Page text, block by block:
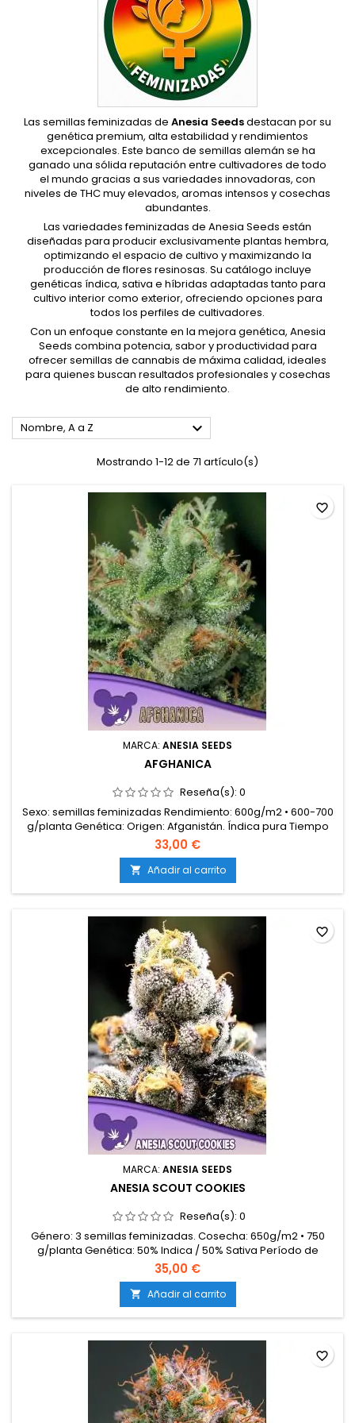
Las semillas feminizadas de Anesia Seedsdestacan por su
genética premium, alta estabilidad y rendimientos
excepcionales. Este banco de semillas alemán se ha
ganado una sólida reputación entre cultivadores de todo
el mundo gracias a sus variedades innovadoras, con
niveles de THC muy elevados, aromas intensos y cosechas
abundantes.
Las variedades feminizadas de Anesia Seeds están
diseñadas para producir exclusivamente plantas hembra,
optimizando el espacio de cultivo y maximizando la
producción de flores resinosas. Su catálogo incluye
genéticas índica, sativa e híbridas adaptadas tanto para
cultivo interior como exterior, ofreciendo opciones para
todos los perfiles de cultivadores.
Con un enfoque constante en la mejora genética, Anesia
Seeds combina potencia, sabor y productividad para
ofrecer semillas de cannabis de máxima calidad, ideales
para quienes buscan resultados profesionales y cosechas
de alto rendimiento.
Nombre, A a Z 
Mostrando 1-12 de 71 artículo(s)
MARCA: ANESIA SEEDS
AFGHANICA
Reseña(s): 0
Sexo: semillas feminizadas Rendimiento: 600g/m2 • 600-700
g/planta Genética: Origen: Afganistán. Índica pura Tiempo
de floración: 7-9 semanas Cosecha exterior: finales de
septiembre / principios de octubre adecuado para
interiores y exteriores Altura: 90-110 cm • 110-130 cm THC: 25%
Aromas/sabores: floral, terroso
33,00 €
 Añadir al carrito
favorite_border
MARCA: ANESIA SEEDS
ANESIA SCOUT COOKIES
Reseña(s): 0
Género: 3 semillas feminizadas. Cosecha: 650g/m2 • 750
g/planta Genética: 50% Indica / 50% Sativa Período de
floración: 9-10 semanas Cosecha exterior: mediados de
octubre Tanto para interior como exterior Altura: 120-150 cm •
200-300 cm Nivel de THC: 25% Aroma/Sabor: pastel, mentol
35,00 €
 Añadir al carrito
favorite_border
favorite_border